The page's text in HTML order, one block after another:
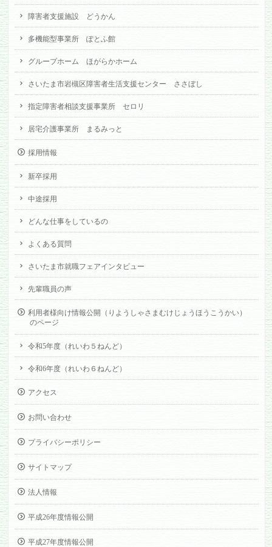
障害者支援施設 どうかん
多機能型事業所 ぽとふ館
グループホーム ほがらかホーム
さいたま市岩槻区障害者生活支援センター ささぼし
指定障害者相談支援事業所 セロリ
居宅介護事業所 まるみっと
採用情報
新卒採用
中途採用
どんな仕事をしているの
よくある質問
さいたま市就職フェアインタビュー
先輩職員の声
利用者様向け情報公開（りようしゃさまむけじょうほうこうかい）
のページ
令和5年度（れいわ５ねんど）
令和6年度（れいわ６ねんど）
アクセス
お問い合わせ
プライバシーポリシー
サイトマップ
法人情報
平成26年度情報公開
平成27年度情報公開